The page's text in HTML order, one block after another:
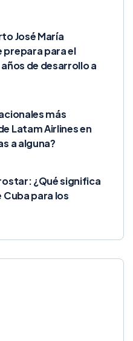
José María
prepara para el
de desarrollo a
más
Latam Airlines en
a alguna?
¿Qué significa
Cuba para los